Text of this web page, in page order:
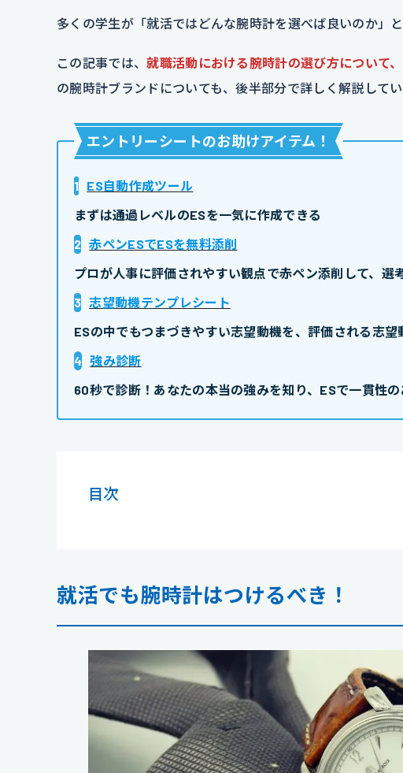
多くの学生が「就活ではどんな腕時計を選べば良いのか」
この記事では、就職活動における腕時計の選び方について
の腕時計ブランドについても、後半部分で詳しく解説して
エントリーシートのお助けアイテム ！
1 ES自動作成ツール
まずは通過レベルのESを一気に作成できる
2 赤ペンESでESを無料添削
プロが人事に評価されやすい観点で赤ペン添削して、選
3 志望動機テンプレシート
ESの中でもつまづきやすい志望動機を、評価される志望
4 強み診断
60秒で診断！あなたの本当の強みを知り、ESで一貫性
目次
就活でも腕時計はつけるべき！